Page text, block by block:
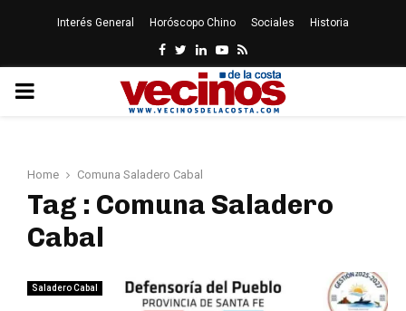
Interés General Horóscopo Chino Sociales Historia
Facebook
Twitter
LinkedinYoutube
Rss
PRIMARY
Home Comuna Saladero Cabal
Tag : Comuna Saladero
Cabal
Saladero Cabal